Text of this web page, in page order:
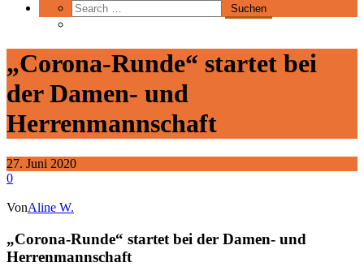
„Corona-Runde“ startet bei
der Damen- und
Herrenmannschaft
27. Juni 2020
0
VonAline W.
„Corona-Runde“ startet bei der Damen- und
Herrenmannschaft